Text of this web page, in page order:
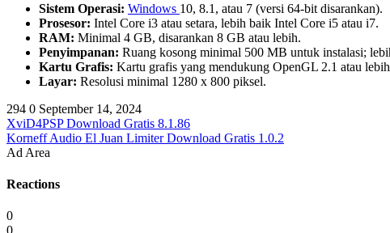
Sistem Operasi: Windows 10, 8.1, atau 7 (versi 64-bit disarankan).
Prosesor: Intel Core i3 atau setara, lebih baik Intel Core i5 atau i7.
RAM: Minimal 4 GB, disarankan 8 GB atau lebih.
Penyimpanan: Ruang kosong minimal 500 MB untuk instalasi;
Kartu Grafis: Kartu grafis yang mendukung OpenGL 2.1 atau
Layar: Resolusi minimal 1280 x 800 piksel.
294 0 September 14, 2024
XviD4PSP Download Gratis 8.1.86
Korneff Audio El Juan Limiter Download Gratis 1.0.2
Ad Area
Reactions
0